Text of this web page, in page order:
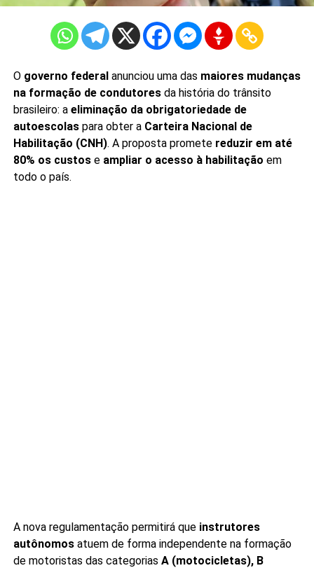
O governo federalanunciou uma das maiores mudanças
na formação de condutoresda história do trânsito
brasileiro: a eliminação da obrigatoriedade de
autoescolaspara obter a Carteira Nacional de
Habilitação (CNH). A proposta promete reduzir em até
80% os custose ampliar o acesso à habilitação em
todo o país.
A nova regulamentação permitirá que instrutores
autônomosatuem de forma independente na formação
de motoristas das categorias A (motocicletas), B